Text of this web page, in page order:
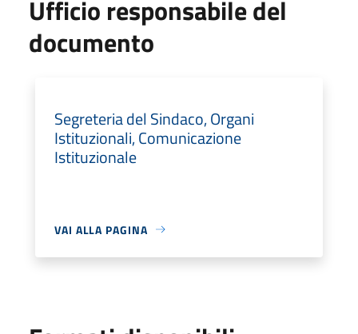
Ufficio responsabile del
documento
Segreteria del Sindaco, Organi
Istituzionali, Comunicazione
Istituzionale
VAI ALLA PAGINA